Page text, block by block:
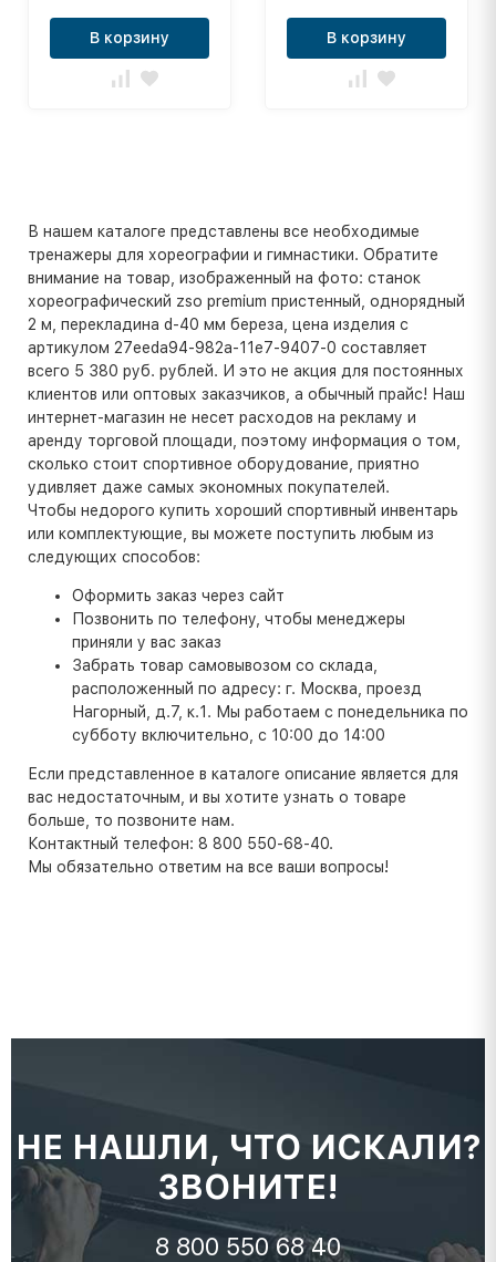
В корзину В корзину
В нашем каталоге представлены все необходимые
тренажеры для хореографии и гимнастики. Обратите
внимание на товар, изображенный на фото: станок
хореографический zso premium пристенный, однорядный
2 м, перекладина d-40 мм береза, цена изделия с
артикулом 27eeda94-982a-11e7-9407-0 составляет
всего 5 380 руб. рублей. И это не акция для постоянных
клиентов или оптовых заказчиков, а обычный прайс! Наш
интернет-магазин не несет расходов на рекламу и
аренду торговой площади, поэтому информация о том,
сколько стоит спортивное оборудование, приятно
удивляет даже самых экономных покупателей.
Чтобы недорого купить хороший спортивный инвентарь
или комплектующие, вы можете поступить любым из
следующих способов:
Оформить заказ через сайт
Позвонить по телефону, чтобы менеджеры
приняли у вас заказ
Забрать товар самовывозом со склада,
расположенный по адресу: г. Москва, проезд
Нагорный, д.7, к.1. Мы работаем с понедельника по
субботу включительно, с 10:00 до 14:00
Если представленное в каталоге описание является для
вас недостаточным, и вы хотите узнать о товаре
больше, то позвоните нам.
Контактный телефон: 8 800 550-68-40.
Мы обязательно ответим на все ваши вопросы!
НЕ НАШЛИ, ЧТО ИСКАЛИ?
ЗВОНИТЕ!
8 800 550 68 40